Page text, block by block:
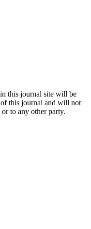
in this journal site will be
this journal and will not
to any other party.